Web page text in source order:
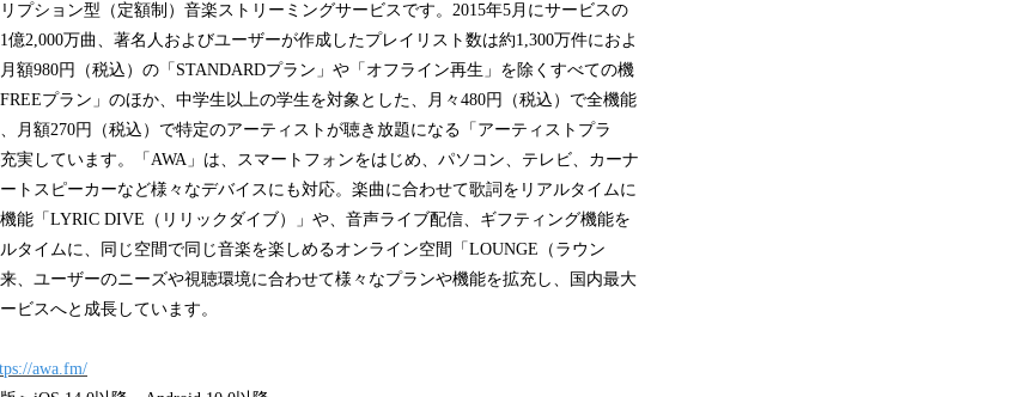
プション型（定額制）音楽ストリーミングサービスです。2015年5月にサービスの
2,000万曲、著名人およびユーザーが作成したプレイリスト数は約1,300万件におよ
額980円（税込）の「STANDARDプラン」や「オフライン再生」を除くすべての機
プラン」のほか、中学生以上の学生を対象とした、月々480円（税込）で全機能
月額270円（税込）で特定のアーティストが聴き放題になる「アーティストプラ
実しています。「AWA」は、スマートフォンをはじめ、パソコン、テレビ、カーナ
トスピーカーなど様々なデバイスにも対応。楽曲に合わせて歌詞をリアルタイムに
能「LYRIC DIVE（リリックダイブ）」や、音声ライブ配信、ギフティング機能を
タイムに、同じ空間で同じ音楽を楽しめるオンライン空間「LOUNGE（ラウン
、ユーザーのニーズや視聴環境に合わせて様々なプランや機能を拡充し、国内最大
ビスへと成長しています。
awa.fm/